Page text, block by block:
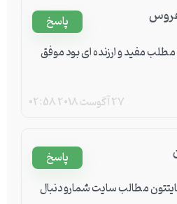
27 آگوست 2018 02:58
مطلب مفید و ارزنده ای بود موفق
پاسخ
مطالب سایت شمارو دنبال
پاسخ